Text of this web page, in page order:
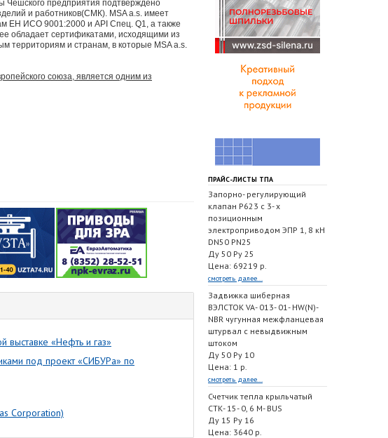
Чешского предприятия подтверждено
и работников(СМК). MSA a.s. имеет
ЕН ИСО 9001:2000 и API Спец. Q1, а также
обладает сертификатами, исходящими из
территориям и странам, в которые MSA a.s.
союза, является одним из
выставке «Нефть и газ»
под проект «СИБУРа» по
Corporation)
ПРАЙС-ЛИСТЫ ТПА
Запорно- регулирующий
клапан Р623 с 3- х
позиционным
электроприводом ЭПР 1, 8 кН
DN50 PN25
Ду 50 Ру 25
Цена: 69219 р.
смотреть далее...
Задвижка шиберная
ВЭЛСТОК VA- 013- 01- HW(N)-
NBR чугунная межфланцевая
штурвал с невыдвижным
штоком
Ду 50 Ру 10
Цена: 1 р.
смотреть далее...
Счетчик тепла крыльчатый
СТК- 15- 0, 6 M- BUS
Ду 15 Ру 16
Цена: 3640 р.